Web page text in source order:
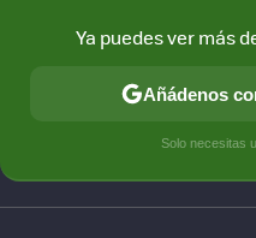
Ya puedes ver más
Añádenos
Solo necesitas